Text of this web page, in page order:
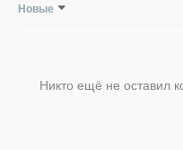
Новые
Никто ещё не оставил